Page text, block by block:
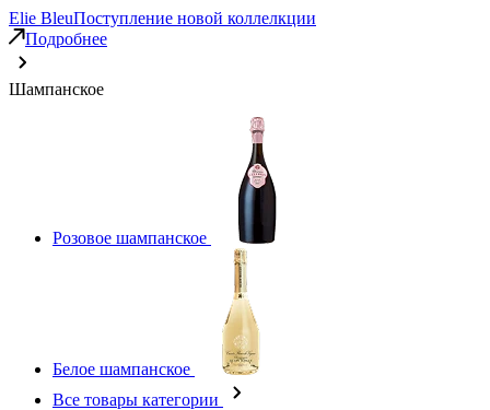
Elie BleuПоступление новой коллелкции
Подробнее
Шампанское
Розовое шампанское
Белое шампанское
Все товары категории